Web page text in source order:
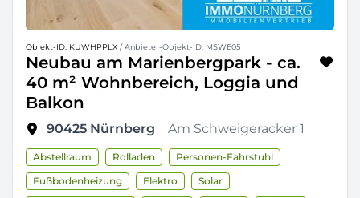
Objekt-ID: KUWHPPLX / Anbieter-Objekt-ID: MSWE05
Neubau am Marienbergpark - ca.
40 m² Wohnbereich, Loggia und
Balkon
90425 Nürnberg Am Schweigeracker 1
Abstellraum Rolladen
Personen-Fahrstuhl
Fußbodenheizung
Elektro
Solar